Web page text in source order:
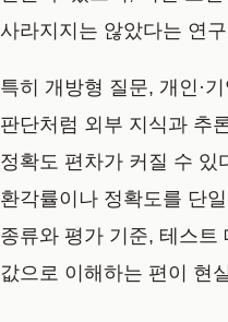
사라지지는 않았다는 연
특히 개방형 질문, 개인·
판단처럼 외부 지식과 추
정확도 편차가 커질 수 있
환각률이나 정확도를 단
종류와 평가 기준, 테스트
값으로 이해하는 편이 현